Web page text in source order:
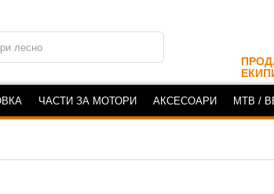
ЧАСТИ ЗА МОТОРИ АКСЕСОАРИ MTB /